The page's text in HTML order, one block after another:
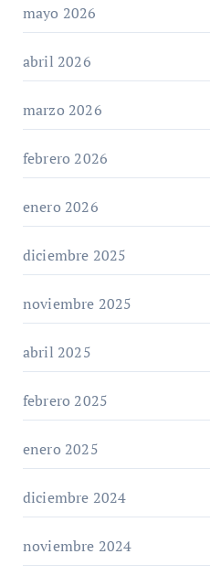
mayo 2026
abril 2026
marzo 2026
febrero 2026
enero 2026
diciembre 2025
noviembre 2025
abril 2025
febrero 2025
enero 2025
diciembre 2024
noviembre 2024